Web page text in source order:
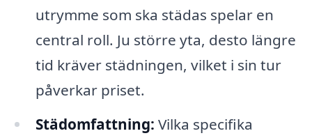
utrymme som ska städas spelar en
central roll. Ju större yta, desto längre
tid kräver städningen, vilket i sin tur
påverkar priset.
Städomfattning: Vilka specifika